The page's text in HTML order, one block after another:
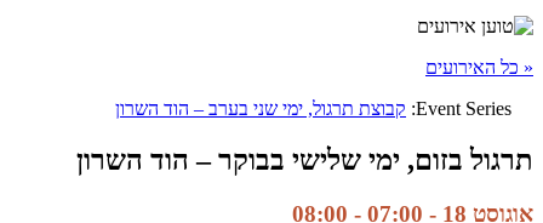
« כל האירועים
Event Series: קבוצת תרגול, ימי שני בערב – הוד השרון
תרגול בזום, ימי שלישי בבוקר – הוד השרון
אוגוסט 18 - 07:00 -
08:00